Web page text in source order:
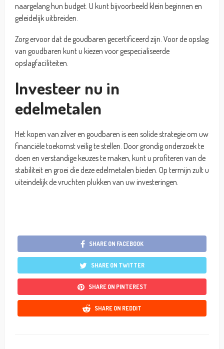
naargelang hun budget. U kunt bijvoorbeeld klein beginnen en
geleidelijk uitbreiden.
Zorg ervoor dat de goudbaren gecertificeerd zijn. Voor de opslag
van goudbaren kunt u kiezen voor gespecialiseerde
opslagfaciliteiten.
Investeer nu in
edelmetalen
Het kopen van zilver en goudbaren is een solide strategie om uw
financiële toekomst veilig te stellen. Door grondig onderzoek te
doen en verstandige keuzes te maken, kunt u profiteren van de
stabiliteit en groei die deze edelmetalen bieden. Op termijn zult u
uiteindelijk de vruchten plukken van uw investeringen.
SHARE ON FACEBOOK
SHARE ON TWITTER
SHARE ON PINTEREST
SHARE ON REDDIT